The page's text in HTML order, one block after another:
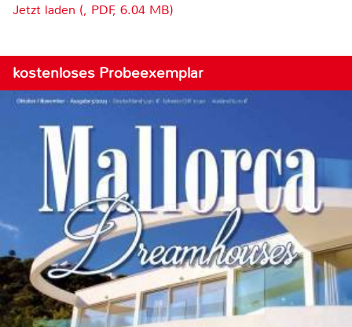
Jetzt laden (, PDF, 6.04 MB)
kostenloses Probeexemplar